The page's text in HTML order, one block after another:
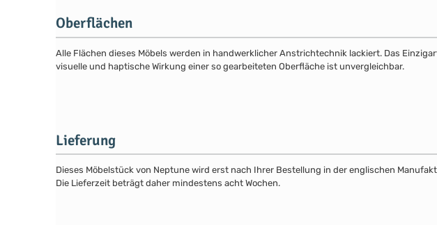
Oberflächen
Alle Flächen dieses Möbels werden in handwerklicher Anstrichtechnik lackiert. Das
visuelle und haptische Wirkung einer so gearbeiteten Oberfläche ist unvergleichbar.
Lieferung
Dieses Möbelstück von Neptune wird erst nach Ihrer Bestellung in der englischen
Die Lieferzeit beträgt daher mindestens acht Wochen.